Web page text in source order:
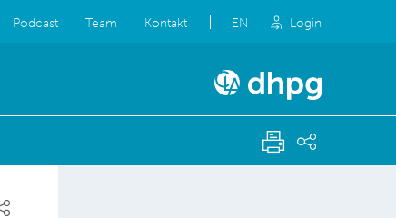
Podcast Team Kontakt EN Login